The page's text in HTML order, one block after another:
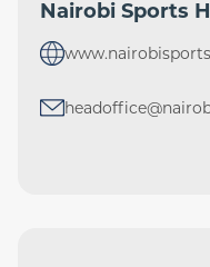
Nairobi Sports